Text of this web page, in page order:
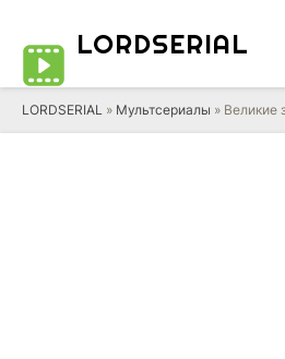
LORDSERIAL
LORDSERIAL » Мультсериалы » Великие звери